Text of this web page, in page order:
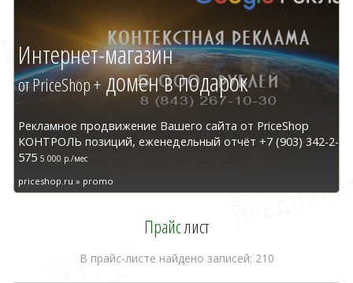
Интернет-магазин
от PriceShop +домен в подарок
Рекламное продвижение Вашего сайта от PriceShop
КОНТРОЛЬ позиций, еженедельный отчёт +7 (903) 342-2-
575 5 000 р./мес
priceshop.ru » promo
Прайслист
В прайс-листе найдено записей: 210